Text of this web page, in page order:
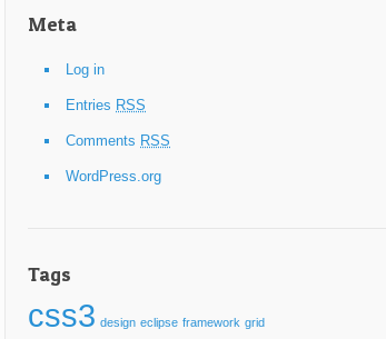
Meta
Log in
Entries RSS
Comments RSS
WordPress.org
Tags
css3 design eclipse framework grid